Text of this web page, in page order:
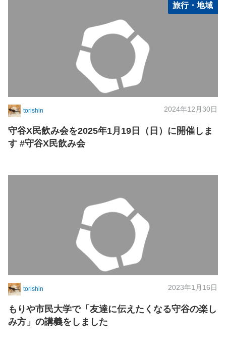
旅行・地域
torishin 2024年12月30日
守谷X民飲み会を2025年1月19日（日）に開催しま
す #守谷X民飲み会
torishin 2023年1月16日
もりや市民大学で「友達に伝えたくなる守谷の楽し
み方」の講義をしました